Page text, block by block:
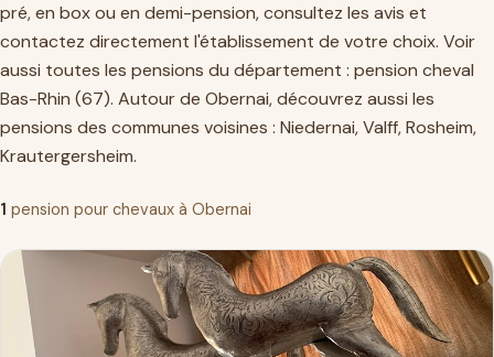
pré, en box ou en demi-pension, consultez les avis et
contactez directement l'établissement de votre choix. Voir
aussi toutes les pensions du département : pension cheval
Bas-Rhin (67). Autour de Obernai, découvrez aussi les
pensions des communes voisines : Niedernai,Valff,Rosheim,
Krautergersheim.
1 pension pour chevaux à Obernai